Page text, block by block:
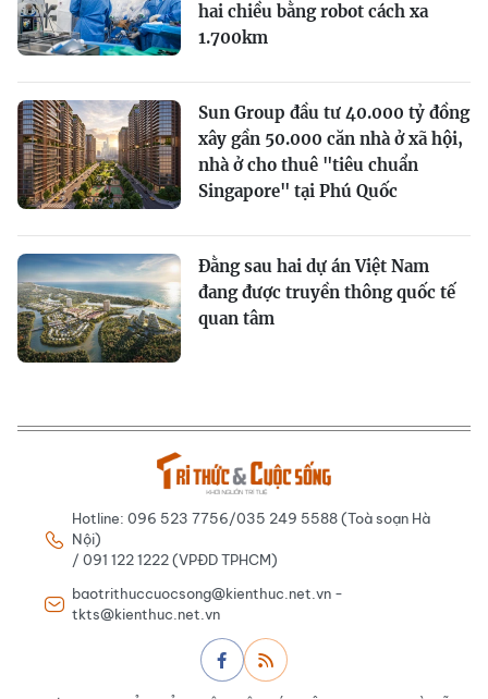
hai chiều bằng robot cách xa
1.700km
Sun Group đầu tư 40.000 tỷ đồng
xây gần 50.000 căn nhà ở xã hội,
nhà ở cho thuê "tiêu chuẩn
Singapore" tại Phú Quốc
Đằng sau hai dự án Việt Nam
đang được truyền thông quốc tế
quan tâm
Hotline: 096 523 7756/035 249 5588 (Toà soạn Hà
Nội)
/ 091 122 1222 (VPĐD TPHCM)
baotrithuccuocsong@kienthuc.net.vn -
tkts@kienthuc.net.vn